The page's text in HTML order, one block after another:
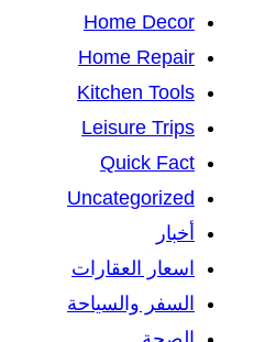
Home Decor
Home Repair
Kitchen Tools
Leisure Trips
Quick Fact
Uncategorized
أخبار
اسعار العقارات
السفر والسياحة